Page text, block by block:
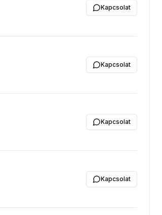
Kapcsolat
Kapcsolat
Kapcsolat
Kapcsolat